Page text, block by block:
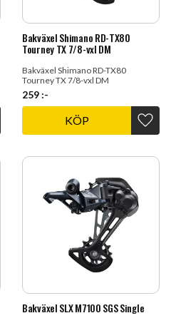
till i favoriter
Bakväxel Shimano RD-TX80
Tourney TX 7/8-vxl DM
Bakväxel Shimano RD-TX80
Tourney TX 7/8-vxl DM
259 :-
KÖP
Bakväxel SLX M7100 SGS Single